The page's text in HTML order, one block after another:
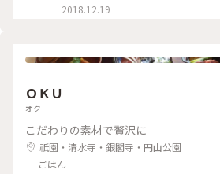
2018.12.19
ＯＫＵ
オク
こだわりの素材で贅沢に
祇園・清水寺・銀閣寺・円山公園
ごはん